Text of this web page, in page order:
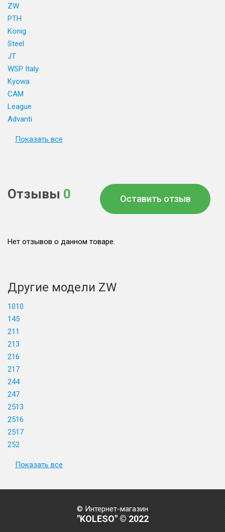
ZW
PTH
Konig
Steel
JT
WSP Italy
Kyowa
CAM
League
Advanti
Показать все
Отзывы 0 Оставить отзыв
Нет отзывов о данном товаре.
Другие модели ZW
1010
145
211
213
216
217
244
247
2513
2516
2517
252
Показать все
© Интернет-магазин
"KOLESO" © 2022